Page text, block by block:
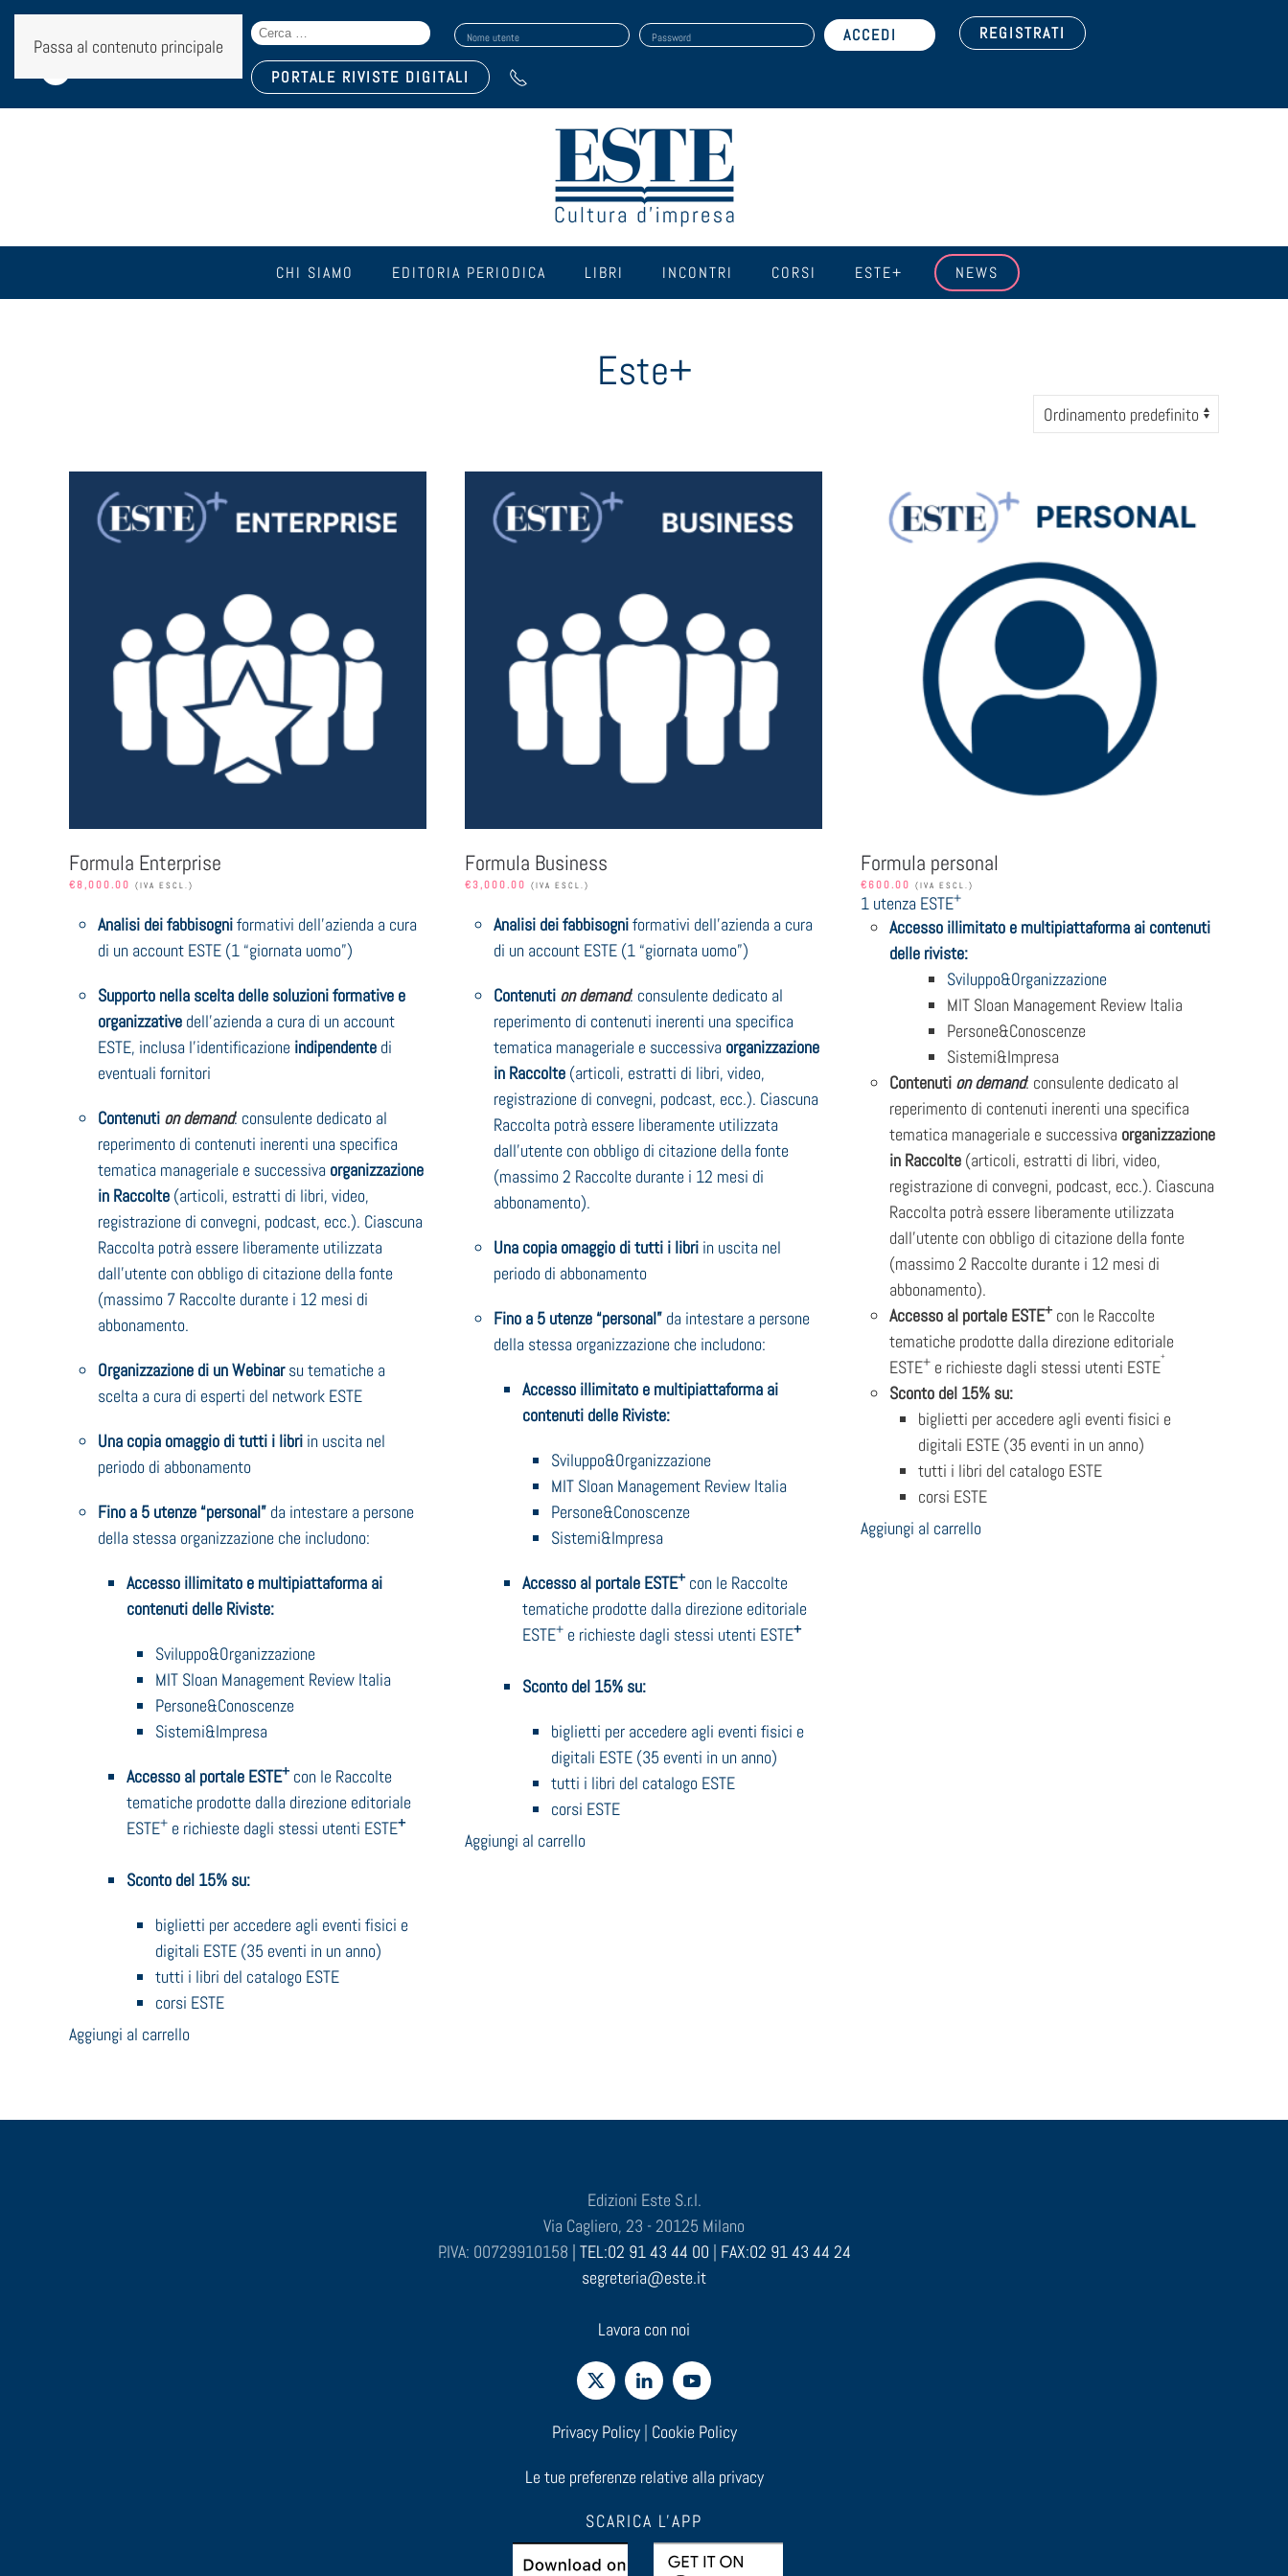
Passa al contenuto principale
Seguici sui social:
Search
for:
Nome utente Password REGISTRATI
PORTALE RIVISTE DIGITALI
CHI SIAMO EDITORIA PERIODICA LIBRI INCONTRI CORSI ESTE+ NEWS
Este+
Formula Enterprise
€8,000.00 (IVA ESCL.)
Analisi dei fabbisogniformativi dell’azienda a cura
di un account ESTE (1 “giornata uomo”)
Supporto nella scelta delle soluzioni formative e
organizzative dell’azienda a cura di un account
ESTE, inclusa l’identificazione indipendente di
eventuali fornitori
Contenuti on demand: consulente dedicato al
reperimento di contenuti inerenti una specifica
tematica manageriale e successiva organizzazione
in Raccolte (articoli, estratti di libri, video,
registrazione di convegni, podcast, ecc.). Ciascuna
Raccolta potrà essere liberamente utilizzata
dall’utente con obbligo di citazione della fonte
(massimo 7 Raccolte durante i 12 mesi di
abbonamento.
Organizzazione di un Webinarsu tematiche a
scelta a cura di esperti del network ESTE
Una copia omaggio di tutti i libri in uscita nel
periodo di abbonamento
Fino a 5 utenze “personal” da intestare a persone
della stessa organizzazione che includono:
Accesso illimitato e multipiattaforma ai
contenuti delle Riviste:
Sviluppo&Organizzazione
MIT Sloan Management Review Italia
Persone&Conoscenze
Sistemi&Impresa
Accesso al portale ESTE+con le Raccolte
tematiche prodotte dalla direzione editoriale
ESTE+ e richieste dagli stessi utenti ESTE+
Sconto del 15% su:
biglietti per accedere agli eventi fisici e
digitali ESTE (35 eventi in un anno)
tutti i libri del catalogo ESTE
corsi ESTE
Aggiungi al carrello
Formula Business
€ 3,000.00 (IVA ESCL.)
Analisi dei fabbisogniformativi dell’azienda a cura
di un account ESTE (1 “giornata uomo”)
Contenuti on demand: consulente dedicato al
reperimento di contenuti inerenti una specifica
tematica manageriale e successiva organizzazione
in Raccolte (articoli, estratti di libri, video,
registrazione di convegni, podcast, ecc.). Ciascuna
Raccolta potrà essere liberamente utilizzata
dall’utente con obbligo di citazione della fonte
(massimo 2 Raccolte durante i 12 mesi di
abbonamento).
Una copia omaggio di tutti i libri in uscita nel
periodo di abbonamento
Fino a 5 utenze “personal” da intestare a persone
della stessa organizzazione che includono:
Accesso illimitato e multipiattaforma ai
contenuti delle Riviste:
Sviluppo&Organizzazione
MIT Sloan Management Review Italia
Persone&Conoscenze
Sistemi&Impresa
Accesso al portale ESTE+con le Raccolte
tematiche prodotte dalla direzione editoriale
ESTE+ e richieste dagli stessi utenti ESTE+
Sconto del 15% su:
biglietti per accedere agli eventi fisici e
digitali ESTE (35 eventi in un anno)
tutti i libri del catalogo ESTE
corsi ESTE
Aggiungi al carrello
Formula personal
€ 600.00 (IVA ESCL.)
1 utenza ESTE+
Accesso illimitato e multipiattaforma ai contenuti
delle riviste:
Sviluppo&Organizzazione
MIT Sloan Management Review Italia
Persone&Conoscenze
Sistemi&Impresa
Contenuti on demand: consulente dedicato al
reperimento di contenuti inerenti una specifica
tematica manageriale e successiva organizzazione
in Raccolte (articoli, estratti di libri, video,
registrazione di convegni, podcast, ecc.). Ciascuna
Raccolta potrà essere liberamente utilizzata
dall’utente con obbligo di citazione della fonte
(massimo 2 Raccolte durante i 12 mesi di
abbonamento).
Accesso al portale ESTE+ con le Raccolte
tematiche prodotte dalla direzione editoriale
ESTE+ e richieste dagli stessi utenti ESTE
+
Sconto del 15% su:
biglietti per accedere agli eventi fisici e
digitali ESTE (35 eventi in un anno)
tutti i libri del catalogo ESTE
corsi ESTE
Aggiungi al carrello
Edizioni Este S.r.l.
Via Cagliero, 23 - 20125 Milano
P.IVA: 00729910158 | TEL:02 91 43 44 00 | FAX:02 91 43 44 24
segreteria@este.it
Lavora con noi
Privacy Policy| Cookie Policy
Le tue preferenze relative alla privacy
SCARICA L'APP